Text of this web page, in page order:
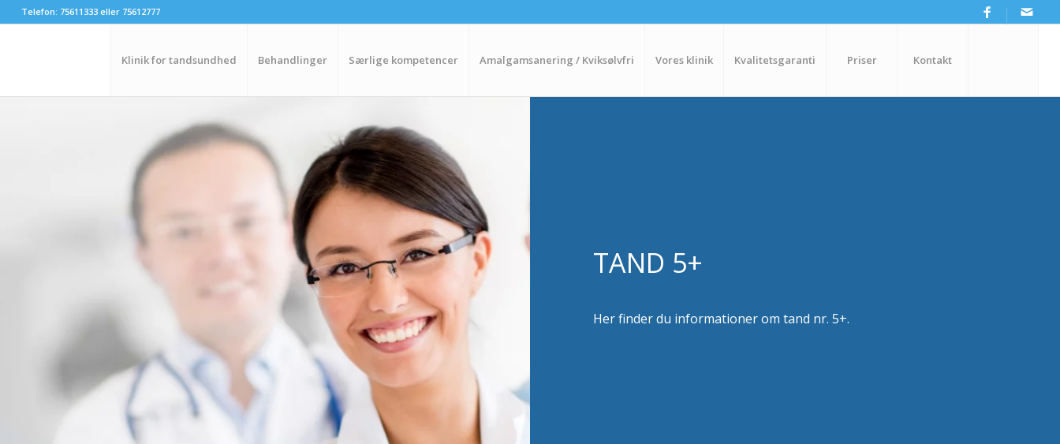
Telefon: 75611333 eller 75612777
Klinik for tandsundhed Behandlinger Særlige kompetencer Amalgamsanering / Kviksølvfri Vores klinik Kvalitetsgaranti Priser Kontakt
TAND 5+
Her finder du informationer om tand nr. 5+.